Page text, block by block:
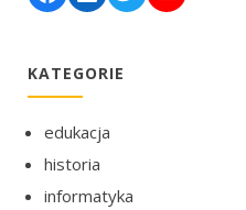
KATEGORIE
edukacja
historia
informatyka